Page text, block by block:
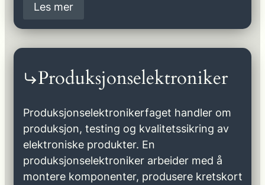
Les mer
Produksjonselektroniker
Produksjonselektronikerfaget handler om
produksjon, testing og kvalitetssikring av
elektroniske produkter. En
produksjonselektroniker arbeider med å
montere komponenter, produsere kretskort